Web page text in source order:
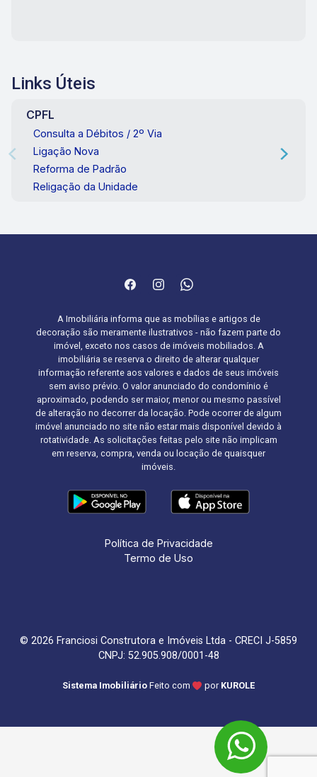
Links Úteis
CPFL
Consulta a Débitos / 2º Via
Ligação Nova
Reforma de Padrão
Religação da Unidade
A Imobiliária informa que as mobílias e artigos de
decoração são meramente ilustrativos - não fazem parte do
imóvel, exceto nos casos de imóveis mobiliados. A
imobiliária se reserva o direito de alterar qualquer
informação referente aos valores e dados de seus imóveis
sem aviso prévio. O valor anunciado do condomínio é
aproximado, podendo ser maior, menor ou mesmo passível
de alteração no decorrer da locação. Pode ocorrer de algum
imóvel anunciado no site não estar mais disponível devido à
rotatividade. As solicitações feitas pelo site não implicam
em reserva, compra, venda ou locação de quaisquer
imóveis.
Política de Privacidade
Termo de Uso
© 2026 Franciosi Construtora e Imóveis Ltda - CRECI J-5859
CNPJ: 52.905.908/0001-48
Sistema Imobiliário Feito com por KUROLE